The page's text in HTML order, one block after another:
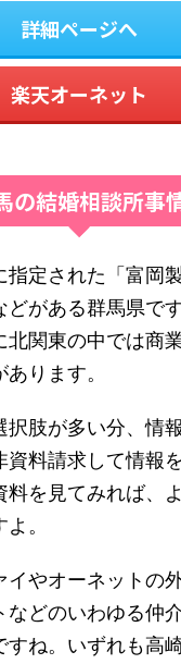
詳細ページへ
楽天オーネット
の結婚相談所事
指定された「富岡
がある群馬県で
北関東の中では商
ります。
択肢が多い分、情
資料請求して情報
料を見てみれば、
。
やオーネットの
などのいわゆる仲
すね。いずれも高